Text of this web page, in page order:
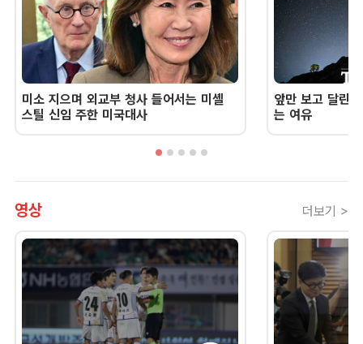
미소 지으며 외교부 청사 들어서는 미셸
스틸 신임 주한 미국대사
앞만 보고 달린
는 여유
영상 더보기 >